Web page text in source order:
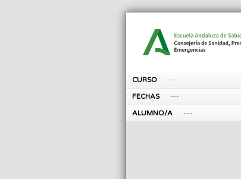
CURSO
---
FECHAS
---
ALUMNO/A
---